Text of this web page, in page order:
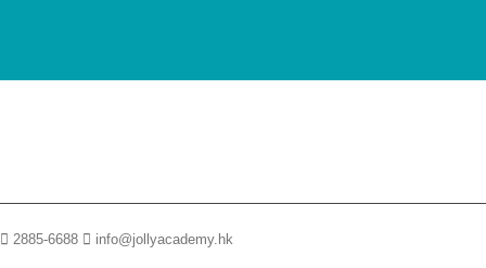
2885-6688 info@jollyacademy.hk